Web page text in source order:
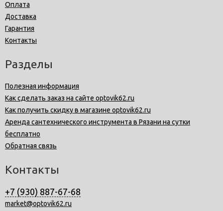
Оплата
Доставка
Гарантия
Контакты
Разделы
Полезная информация
Как сделать заказ на сайте optovik62.ru
Как получить скидку в магазине optovik62.ru
Аренда сантехнического инструмента в Рязани на сутки
бесплатно
Обратная связь
Контакты
+7 (930) 887-67-68
market@optovik62.ru